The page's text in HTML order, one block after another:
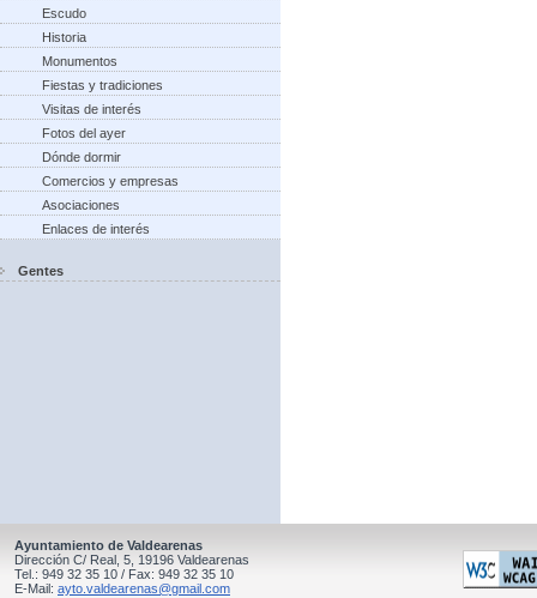
Escudo
Historia
Monumentos
Fiestas y tradiciones
Visitas de interés
Fotos del ayer
Dónde dormir
Comercios y empresas
Asociaciones
Enlaces de interés
Gentes
Ayuntamiento de Valdearenas
Dirección C/ Real, 5, 19196 Valdearenas
Tel.: 949 32 35 10 / Fax: 949 32 35 10
E-Mail: ayto.valdearenas@gmail.com